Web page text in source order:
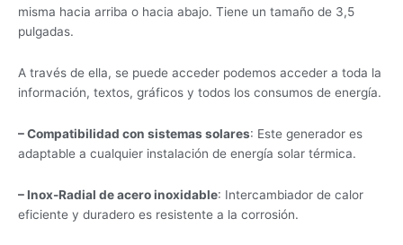
misma hacia arriba o hacia abajo. Tiene un tamaño de 3,5
pulgadas.
A través de ella, se puede acceder podemos acceder a toda la
información, textos, gráficos y todos los consumos de energía.
– Compatibilidad con sistemas solares: Este generador es
adaptable a cualquier instalación de energía solar térmica.
– Inox-Radial de acero inoxi­dable: Intercambiador de calor
eficiente y duradero es resistente a la corrosión.